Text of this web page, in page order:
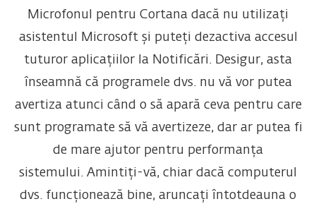
Microfonul pentru Cortana dacă nu utilizați
asistentul Microsoft și puteți dezactiva accesul
tuturor aplicațiilor la Notificări. Desigur, asta
înseamnă că programele dvs. nu vă vor putea
avertiza atunci când o să apară ceva pentru care
sunt programate să vă avertizeze, dar ar putea fi
de mare ajutor pentru performanța
sistemului. Amintiți-vă, chiar dacă computerul
dvs. funcționează bine, aruncați întotdeauna o